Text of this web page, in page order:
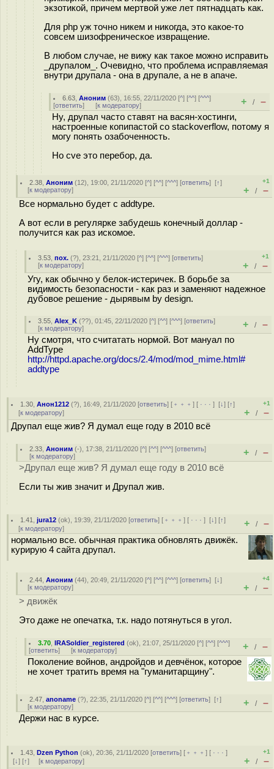
экзотикой, причем мертвой уже лет пятнадцать как.
Для php уж точно никем и никогда, это какое-то
совсем шизофреническое извращение.
В любом случае, не вижу как такое можно исправить
_друпалом_. Очевидно, что проблема исправляемая
внутри друпала - она в друпале, а не в апаче.
6.63 ,Аноним (63), 16:55, 22/11/2020 [^] [^^] [^^^]
[ответить] [к модератору] + / –
Ну, друпал часто ставят на васян-хостинги,
настроенные копипастой со stackoverflow, потому я
могу понять озабоченность.
Но cve это перебор, да.
2.38 ,Аноним (12), 19:00, 21/11/2020 [^] [^^] [^^^] [ответить][↑]
[к модератору]
+1
+ / –
Все нормально будет с addtype.
А вот если в регулярке забудешь конечный доллар -
получится как раз искомое.
3.53 ,пох. (?), 23:21, 21/11/2020 [^] [^^] [^^^] [ответить]
[к модератору]
+1
+ / –
Угу, как обычно у белок-истеричек. В борьбе за
видимость безопасности - как раз и заменяют надежное
дубовое решение - дырявым by design.
3.55 ,Alex_K (??), 01:45, 22/11/2020 [^] [^^] [^^^] [ответить]
[к модератору] + / –
Ну смотря, что считатать нормой. Вот мануал по
AddType
http://httpd.apache.org/docs/2.4/mod/mod_mime.html#
addtype
1.30 ,Анон1212 (?), 16:49, 21/11/2020 [ответить] [ ﹢﹢﹢] [ · · ·][↓] [↑]
[к модератору]
+1
+ / –
Друпал еще жив? Я думал еще году в 2010 всё
2.33 ,Аноним (-), 17:38, 21/11/2020 [^] [^^] [^^^] [ответить]
[к модератору] + / –
>Друпал еще жив? Я думал еще году в 2010 всё
Если ты жив значит и Друпал жив.
1.41 ,jura12 (ok), 19:39, 21/11/2020 [ответить] [ ﹢﹢﹢] [ · · ·][↓] [↑]
[к модератору] + / –
нормально все. обычная практика обновлять движёк.
курирую 4 сайта друпал.
2.44 ,Аноним (44), 20:49, 21/11/2020 [^] [^^] [^^^] [ответить][↓]
[к модератору]
+4
+ / –
> движёк
Это даже не опечатка, т.к. надо потянуться в угол.
3.70 ,IRASoldier_registered (ok), 21:07, 25/11/2020 [^] [^^] [^^^]
[ответить] [к модератору] + / –
Поколение войнов, андройдов и девчёнок, которое
не хочет тратить время на "гуманитарщину".
2.47 ,anoname (?), 22:35, 21/11/2020 [^] [^^] [^^^] [ответить][↑]
[к модератору] + / –
Держи нас в курсе.
1.43 ,Dzen Python (ok), 20:36, 21/11/2020 [ответить] [ ﹢﹢﹢] [ · · ·]
[↓] [↑] [к модератору]
+1
+ / –